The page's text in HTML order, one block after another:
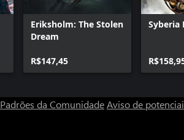
Eriksholm: The Stolen
Dream
R$147,45
Syberia
Padrões da ComunidadeAviso de